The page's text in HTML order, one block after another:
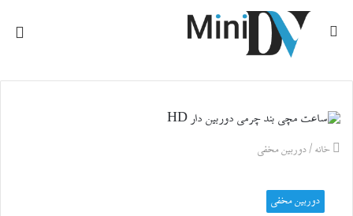
جستجو
خانه /دوربین مخفی
دوربین مخفی